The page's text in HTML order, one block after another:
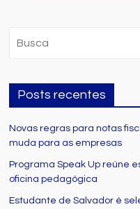
Posts recentes
Novas regras para notas
muda para as empresas
Programa Speak Up reúne
oficina pedagógica
Estudante de Salvador é